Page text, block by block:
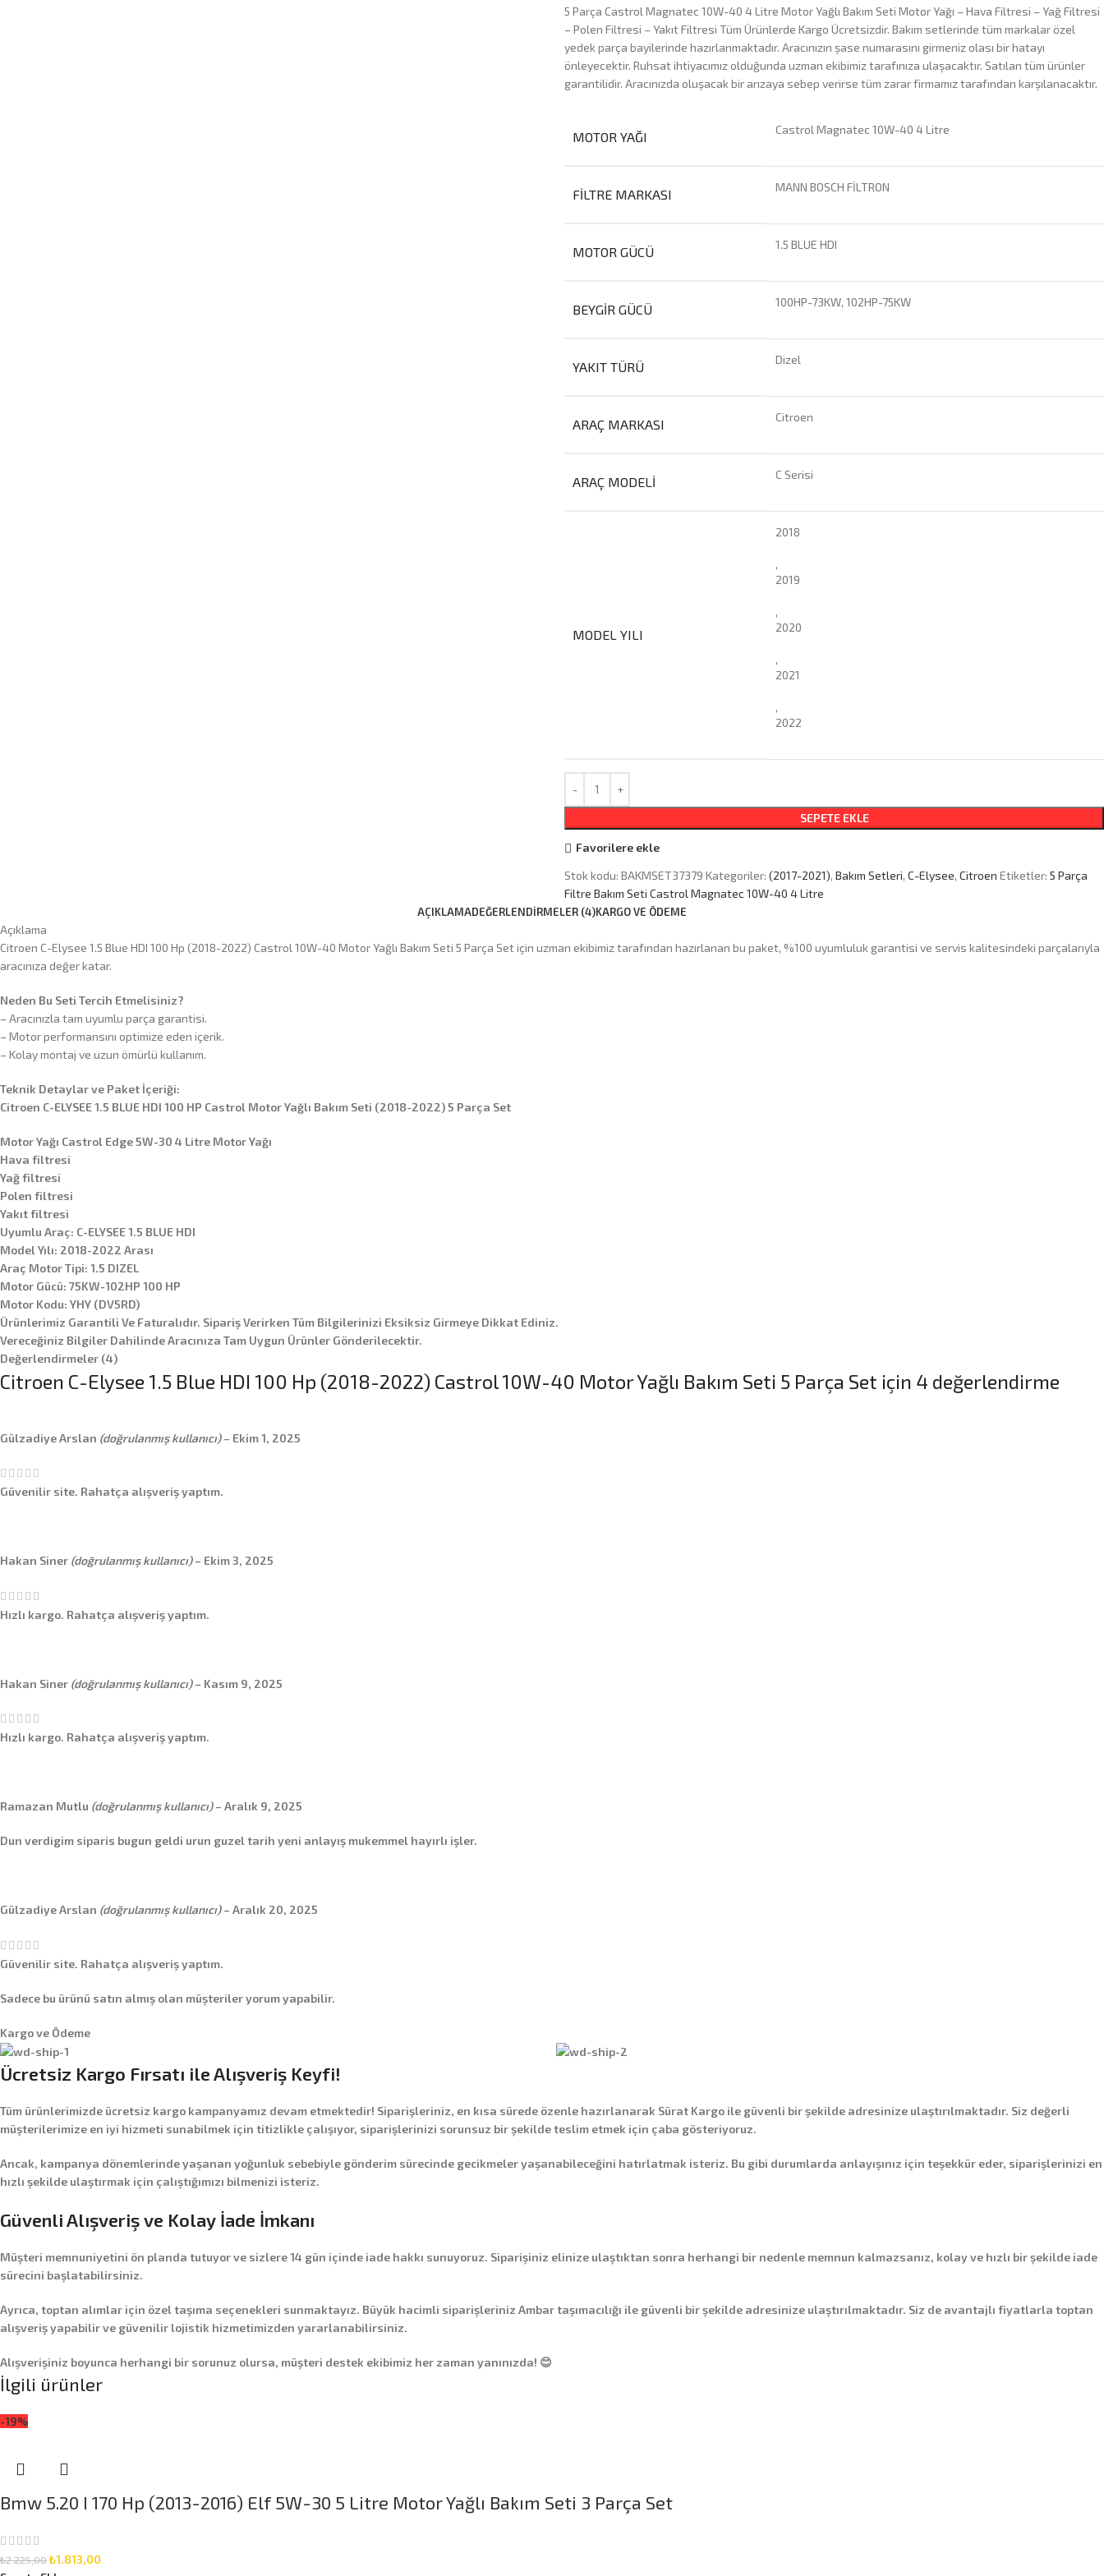
5 Parça Castrol Magnatec 10W-40 4 Litre Motor Yağlı Bakım Seti Motor Yağı – Hava Filtresi – Yağ Filtresi
– Polen Filtresi – Yakıt Filtresi Tüm Ürünlerde Kargo Ücretsizdir. Bakım setlerinde tüm markalar özel
yedek parça bayilerinde hazırlanmaktadır. Aracınızın şase numarasını girmeniz olası bir hatayı
önleyecektir. Ruhsat ihtiyacımız olduğunda uzman ekibimiz tarafınıza ulaşacaktır. Satılan tüm ürünler
garantilidir. Aracınızda oluşacak bir arızaya sebep verirse tüm zarar firmamız tarafından karşılanacaktır.
MOTOR YAĞI Castrol Magnatec 10W-40 4 Litre
FILTRE MARKASI MANN BOSCH FİLTRON
MOTOR GÜCÜ 1.5 BLUE HDI
BEYGIR GÜCÜ 100HP-73KW, 102HP-75KW
YAKIT TÜRÜ Dizel
ARAÇ MARKASI Citroen
ARAÇ MODELI C Serisi
MODEL YILI
2018
,
2019
,
2020
,
2021
,
2022
SEPETE EKLE
Favorilere ekle
Stok kodu: BAKMSET37379 Kategoriler: (2017-2021), Bakım Setleri, C-Elysee, Citroen Etiketler: 5 Parça
Filtre Bakım Seti Castrol Magnatec 10W-40 4 Litre
AÇIKLAMADEĞERLENDIRMELER (4)KARGO VE ÖDEME
Açıklama
Citroen C-Elysee 1.5 Blue HDI 100 Hp (2018-2022) Castrol 10W-40 Motor Yağlı Bakım Seti 5 Parça Set için uzman ekibimiz tarafından hazırlanan bu paket, %100 uyumluluk garantisi ve servis kalitesindeki parçalarıyla
aracınıza değer katar.
Neden Bu Seti Tercih Etmelisiniz?
– Aracınızla tam uyumlu parça garantisi.
– Motor performansını optimize eden içerik.
– Kolay montaj ve uzun ömürlü kullanım.
Teknik Detaylar ve Paket İçeriği:
Citroen C-ELYSEE 1.5 BLUE HDI 100 HP Castrol Motor Yağlı Bakım Seti (2018-2022) 5 Parça Set
Motor Yağı Castrol Edge 5W-30 4 Litre Motor Yağı
Hava filtresi
Yağ filtresi
Polen filtresi
Yakıt filtresi
Uyumlu Araç: C-ELYSEE 1.5 BLUE HDI
Model Yılı: 2018-2022 Arası
Araç Motor Tipi: 1.5 DIZEL
Motor Gücü: 75KW-102HP 100 HP
Motor Kodu: YHY (DV5RD)
Ürünlerimiz Garantili Ve Faturalıdır. Sipariş Verirken Tüm Bilgilerinizi Eksiksiz Girmeye Dikkat Ediniz.
Vereceğiniz Bilgiler Dahilinde Aracınıza Tam Uygun Ürünler Gönderilecektir.
Değerlendirmeler (4)
Citroen C-Elysee 1.5 Blue HDI 100 Hp (2018-2022) Castrol 10W-40 Motor Yağlı Bakım Seti 5 Parça Set için 4 değerlendirme
Gülzadiye Arslan (doğrulanmış kullanıcı) – Ekim 1, 2025
Güvenilir site. Rahatça alışveriş yaptım.
Hakan Siner (doğrulanmış kullanıcı) – Ekim 3, 2025
Hızlı kargo. Rahatça alışveriş yaptım.
Hakan Siner (doğrulanmış kullanıcı) – Kasım 9, 2025
Hızlı kargo. Rahatça alışveriş yaptım.
Ramazan Mutlu (doğrulanmış kullanıcı) – Aralık 9, 2025
Dun verdigim siparis bugun geldi urun guzel tarih yeni anlayış mukemmel hayırlı işler.
Gülzadiye Arslan (doğrulanmış kullanıcı) – Aralık 20, 2025
Güvenilir site. Rahatça alışveriş yaptım.
Sadece bu ürünü satın almış olan müşteriler yorum yapabilir.
Kargo ve Ödeme
Ücretsiz Kargo Fırsatı ile Alışveriş Keyfi!
Tüm ürünlerimizde ücretsiz kargo kampanyamız devam etmektedir! Siparişleriniz, en kısa sürede özenle hazırlanarak Sürat Kargo ile güvenli bir şekilde adresinize ulaştırılmaktadır. Siz değerli
müşterilerimize en iyi hizmeti sunabilmek için titizlikle çalışıyor, siparişlerinizi sorunsuz bir şekilde teslim etmek için çaba gösteriyoruz.
Ancak, kampanya dönemlerinde yaşanan yoğunluk sebebiyle gönderim sürecinde gecikmeler yaşanabileceğini hatırlatmak isteriz. Bu gibi durumlarda anlayışınız için teşekkür eder, siparişlerinizi en
hızlı şekilde ulaştırmak için çalıştığımızı bilmenizi isteriz.
Güvenli Alışveriş ve Kolay İade İmkanı
Müşteri memnuniyetini ön planda tutuyor ve sizlere14 gün içinde iade hakkı sunuyoruz. Siparişiniz elinize ulaştıktan sonra herhangi bir nedenle memnun kalmazsanız, kolay ve hızlı bir şekilde iade
sürecini başlatabilirsiniz.
Ayrıca, toptan alımlar için özel taşıma seçenekleri sunmaktayız. Büyük hacimli siparişleriniz Ambar taşımacılığı ile güvenli bir şekilde adresinize ulaştırılmaktadır. Siz de avantajlı fiyatlarla toptan
alışveriş yapabilir ve güvenilir lojistik hizmetimizden yararlanabilirsiniz.
Alışverişiniz boyunca herhangi bir sorunuz olursa, müşteri destek ekibimiz her zaman yanınızda! 😊
İlgili ürünler
-19%
Bmw 5.20 I 170 Hp (2013-2016) Elf 5W-30 5 Litre Motor Yağlı Bakım Seti 3 Parça Set
₺2.225,00₺1.813,00